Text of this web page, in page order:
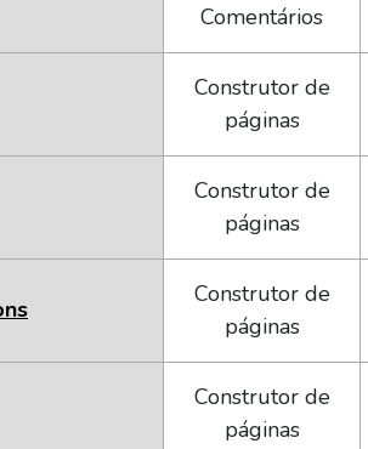
Comentários
Construtor de
páginas
Construtor de
páginas
Construtor de
páginas
Construtor de
páginas